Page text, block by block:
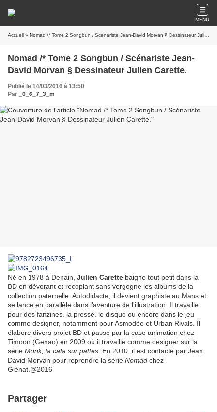
MENU
Accueil » Nomad /* Tome 2 Songbun / Scénariste Jean-David Morvan § Dessinateur Julien Carette.
Nomad /* Tome 2 Songbun / Scénariste Jean-
David Morvan § Dessinateur Julien Carette.
Publié le 14/03/2016 à 13:50
Par
_0_6_7_3_m
Né en 1978 à Denain, Julien Carette baigne tout petit dans la
BD en dévorant et recopiant sans vergogne les albums de la
collection paternelle. Autodidacte, il devient graphiste au Mans et
se lance en parallèle dans l'aventure de l'illustration. Il travaille
pour des fanzines, la presse, le disque ou encore dans le jeu
comme designer, notamment pour Asmodée et Urban Rivals. Il
élabore divers projet BD et passe par la case animation chez
Timoon (Genao) en 2009 où il travaille comme designer sur la
série Monk, la cata sur pattes . En 2010, il est contacté par Jean
David Morvan pour reprendre la série Nomad chez
Glénat.@2016
Partager